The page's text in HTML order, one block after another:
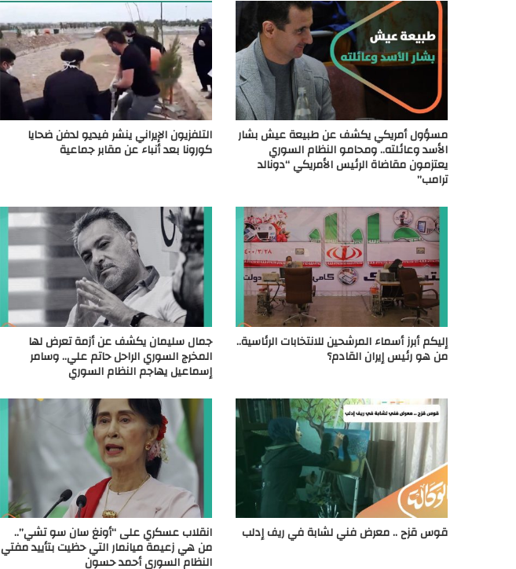
مسؤول أمريكي يكشف عن طبيعة عيش بشار
الأسد وعائلته.. ومحامو النظام السوري
يعتزمون مقاضاة الرئيس الأمريكي “دونالد
ترامب”
التلفزيون الإيراني ينشر فيديو لدفن ضحايا
كورونا بعد أنباء عن مقابر جماعية
إليكم أبرز أسماء المرشحين للانتخابات الرئاسية..
من هو رئيس إيران القادم؟
جمال سليمان يكشف عن أزمة تعرض لها
المخرج السوري الراحل حاتم علي.. وسامر
إسماعيل يهاجم النظام السوري
قوس قزح .. معرض فني لشابة في ريف إدلب انقلاب عسكري على “أونغ سان سو تشي”..
من هي زعيمة ميانمار التي حظيت بتأييد مفتي
النظام السوري أحمد حسون